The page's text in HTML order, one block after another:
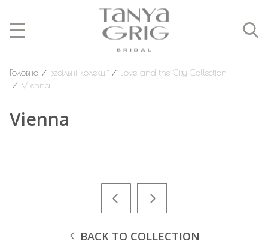
Головна ⁄ весільні колекції ⁄ Love and the City Collection
⁄ Vienna
Vienna
BACK TO COLLECTION